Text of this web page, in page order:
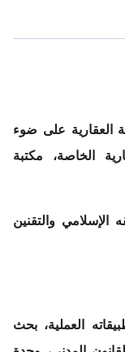
العقارية على ضوء
الخاصة، مكتبة
والتقنين
العملية، بحث